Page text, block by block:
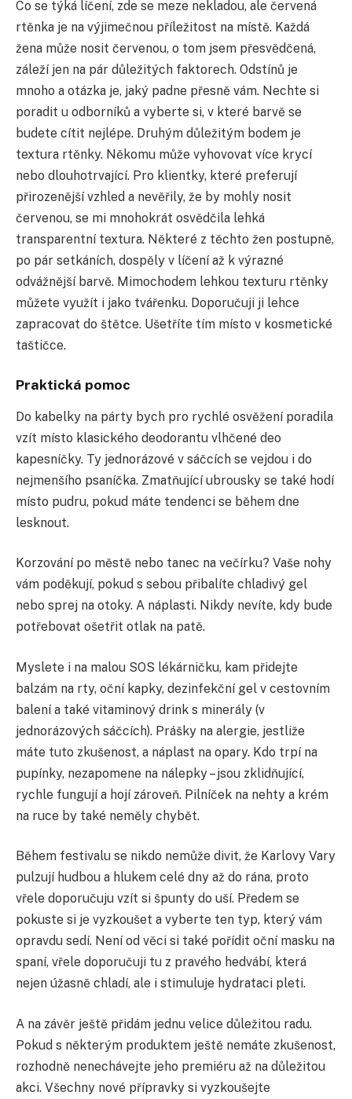
Co se týká líčení, zde se meze nekladou, ale červená
rtěnka je na výjimečnou příležitost na místě. Každá
žena může nosit červenou, o tom jsem přesvědčená,
záleží jen na pár důležitých faktorech. Odstínů je
mnoho a otázka je, jaký padne přesně vám. Nechte si
poradit u odborníků a vyberte si, v které barvě se
budete cítit nejlépe. Druhým důležitým bodem je
textura rtěnky. Někomu může vyhovovat více krycí
nebo dlouhotrvající. Pro klientky, které preferují
přirozenější vzhled a nevěřily, že by mohly nosit
červenou, se mi mnohokrát osvědčila lehká
transparentní textura. Některé z těchto žen postupně,
po pár setkáních, dospěly v líčení až k výrazné
odvážnější barvě. Mimochodem lehkou texturu rtěnky
můžete využít i jako tvářenku. Doporučuji ji lehce
zapracovat do štětce. Ušetříte tím místo v kosmetické
taštičce.
Praktická pomoc
Do kabelky na párty bych pro rychlé osvěžení poradila
vzít místo klasického deodorantu vlhčené deo
kapesníčky. Ty jednorázové v sáčcích se vejdou i do
nejmenšího psaníčka. Zmatňující ubrousky se také hodí
místo pudru, pokud máte tendenci se během dne
lesknout.
Korzování po městě nebo tanec na večírku? Vaše nohy
vám poděkují, pokud s sebou přibalíte chladivý gel
nebo sprej na otoky. A náplasti. Nikdy nevíte, kdy bude
potřebovat ošetřit otlak na patě.
Myslete i na malou SOS lékárničku, kam přidejte
balzám na rty, oční kapky, dezinfekční gel v cestovním
balení a také vitaminový drink s minerály (v
jednorázových sáčcích). Prášky na alergie, jestliže
máte tuto zkušenost, a náplast na opary. Kdo trpí na
pupínky, nezapomene na nálepky – jsou zklidňující,
rychle fungují a hojí zároveň. Pilníček na nehty a krém
na ruce by také neměly chybět.
Během festivalu se nikdo nemůže divit, že Karlovy Vary
pulzují hudbou a hlukem celé dny až do rána, proto
vřele doporučuju vzít si špunty do uší. Předem se
pokuste si je vyzkoušet a vyberte ten typ, který vám
opravdu sedí. Není od věci si také pořídit oční masku na
spaní, vřele doporučuji tu z pravého hedvábí, která
nejen úžasně chladí, ale i stimuluje hydrataci pleti.
A na závěr ještě přidám jednu velice důležitou radu.
Pokud s některým produktem ještě nemáte zkušenost,
rozhodně nenechávejte jeho premiéru až na důležitou
akci. Všechny nové přípravky si vyzkoušejte